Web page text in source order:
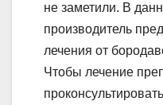
не заметили. В
производитель
лечения от
Чтобы лечение